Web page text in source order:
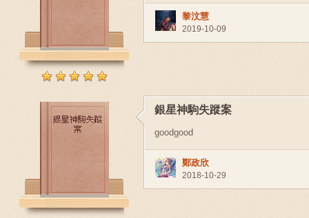
黎汶慧
2019-10-09
銀星神駒失蹤案
goodgood
鄭政欣
2018-10-29